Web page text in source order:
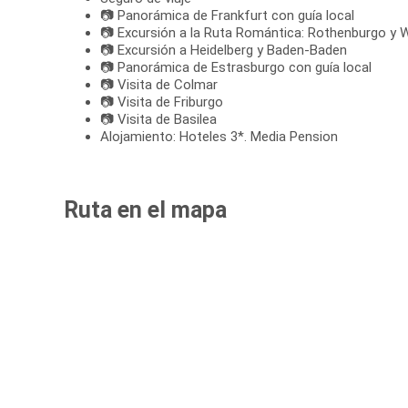
📷 Panorámica de Frankfurt con guía local
📷 Excursión a la Ruta Romántica: Rothenburgo y
📷 Excursión a Heidelberg y Baden-Baden
📷 Panorámica de Estrasburgo con guía local
📷 Visita de Colmar
📷 Visita de Friburgo
📷 Visita de Basilea
Alojamiento: Hoteles 3*. Media Pension
Ruta en el mapa